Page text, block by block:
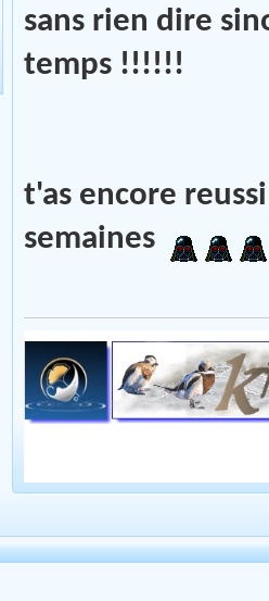
sans rien dire
temps !!!!!!
t'as encore
semaines